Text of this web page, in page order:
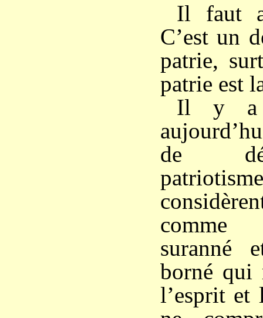
Il faut
C’est un
patrie,
patrie est
Il y a
de
comme
suranné
borné qui
l’esprit et